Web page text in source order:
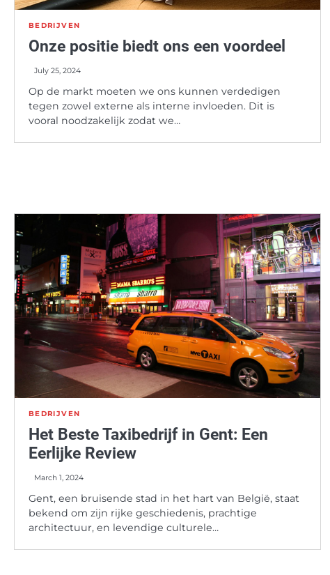
BEDRIJVEN
Onze positie biedt ons een voordeel
July 25, 2024
Op de markt moeten we ons kunnen verdedigen
tegen zowel externe als interne invloeden. Dit is
vooral noodzakelijk zodat we…
BEDRIJVEN
Het Beste Taxibedrijf in Gent: Een
Eerlijke Review
March 1, 2024
Gent, een bruisende stad in het hart van België, staat
bekend om zijn rijke geschiedenis, prachtige
architectuur, en levendige culturele…